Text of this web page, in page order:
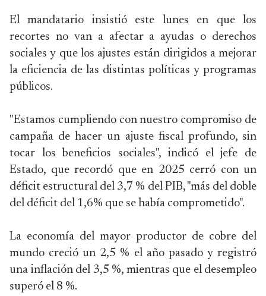
El mandatario insistió este lunes en que los
recortes no van a afectar a ayudas o derechos
sociales y que los ajustes están dirigidos a mejorar
la eficiencia de las distintas políticas y programas
públicos.
"Estamos cumpliendo con nuestro compromiso de
campaña de hacer un ajuste fiscal profundo, sin
tocar los beneficios sociales", indicó el jefe de
Estado, que recordó que en 2025 cerró con un
déficit estructural del 3,7 % del PIB, "más del doble
del déficit del 1,6% que se había comprometido".
La economía del mayor productor de cobre del
mundo creció un 2,5 % el año pasado y registró
una inflación del 3,5 %, mientras que el desempleo
superó el 8 %.